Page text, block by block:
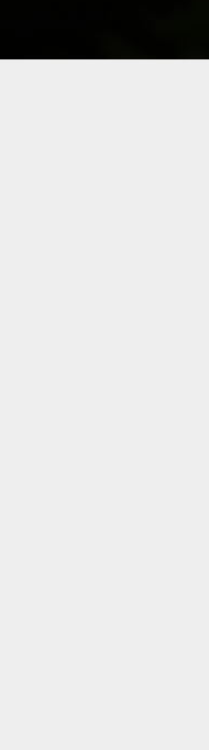
soy…?
información sobre las